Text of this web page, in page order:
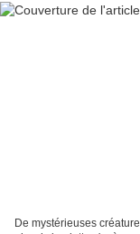
De mystérieuses